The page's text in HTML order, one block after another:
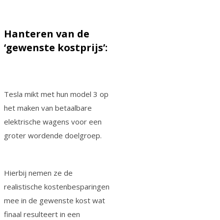
Hanteren van de
‘gewenste kostprijs’:
Tesla mikt met hun model 3 op
het maken van betaalbare
elektrische wagens voor een
groter wordende doelgroep.
Hierbij nemen ze de
realistische kostenbesparingen
mee in de gewenste kost wat
finaal resulteert in een